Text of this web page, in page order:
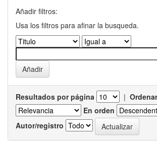
Añadir filtros:
Usa los filtros para afinar la busqueda.
Resultados por página |
En orden
Autor/registro